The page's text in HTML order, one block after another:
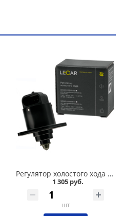
Регулятор холостого хода 2110 Lecar в Кургане
1 305 руб.
шт